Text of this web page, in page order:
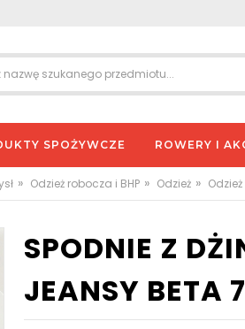
SPOŻYWCZE ROWERY I
» Odzież robocza i BHP » Odzież »
SPODNIE Z
JEANSY BETA